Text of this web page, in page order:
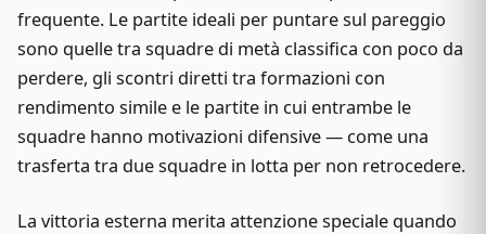
frequente. Le partite ideali per puntare sul pareggio
sono quelle tra squadre di metà classifica con poco da
perdere, gli scontri diretti tra formazioni con
rendimento simile e le partite in cui entrambe le
squadre hanno motivazioni difensive — come una
trasferta tra due squadre in lotta per non retrocedere.
La vittoria esterna merita attenzione speciale quando